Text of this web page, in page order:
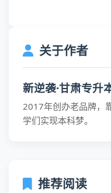
关于作者
新逆袭·甘肃专升
2017年创办老品牌，
学们实现本科梦。
推荐阅读